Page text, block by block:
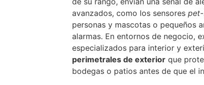
avanzados, como los sensores
personas y mascotas o pequeños
alarmas. En entornos de negocio,
especializados para interior y
perimetrales de exteriorque
bodegas o patios antes de que el